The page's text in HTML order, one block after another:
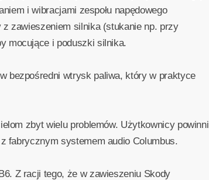
i wibracjami zespołu napędowego
z zawieszeniem silnika (stukanie np. przy
mocujące i poduszki silnika.
bezpośredni wtrysk paliwa, który w praktyce
zbyt wielu problemów. Użytkownicy powinni
fabrycznym systemem audio Columbus.
Z racji tego, że w zawieszeniu Skody